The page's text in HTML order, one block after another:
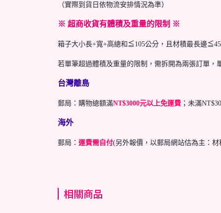
（實際到貨日依物流安排情況為準）
※ 超商收貨有體積及重量的限制 ※
箱子大小長+寬+高總和≦105公分，且材積最長邊
若單筆超過體積及重量的限制，需拆開為兩張訂單，
台灣離島
郵局：購物總額滿NT$3000元以上免運費 ；未滿
海外
郵局： 運費需自付(另外報價，以郵局網站估為主：
相關商品